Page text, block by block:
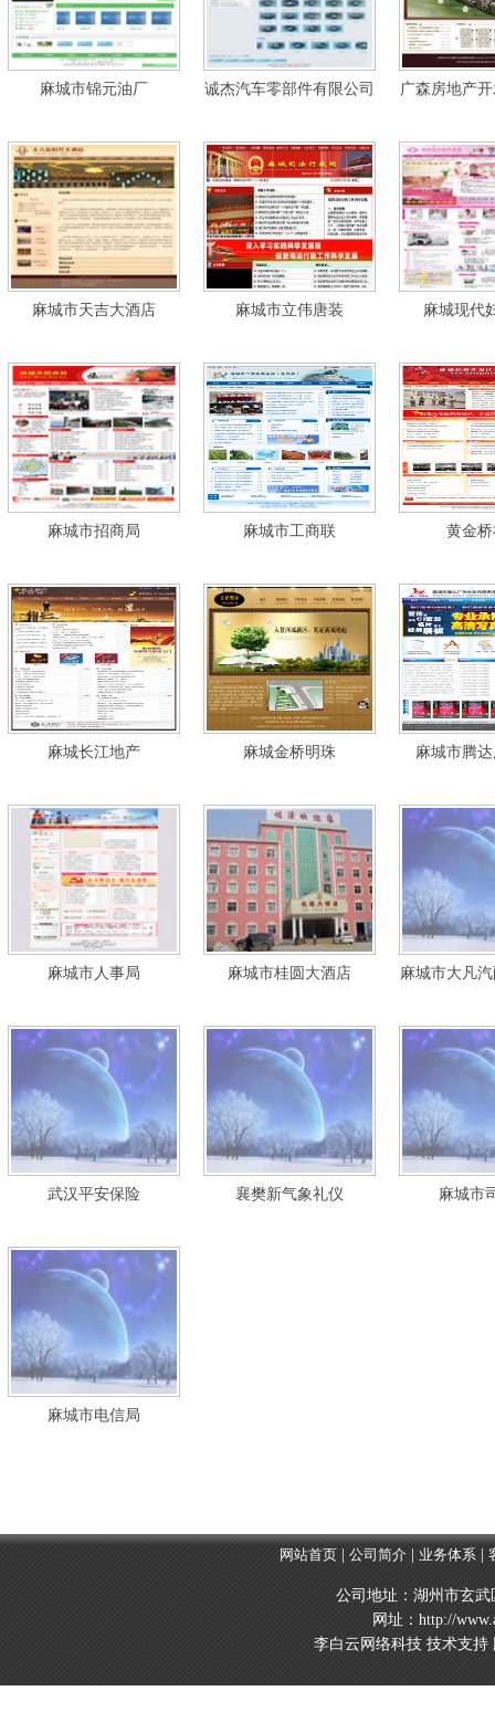
麻城市锦元油厂 诚杰汽车零部件有限公司 广森房地产
麻城市天吉大酒店 麻城市立伟唐装 麻城现代
麻城市招商局 麻城市工商联 黄金
麻城长江地产 麻城金桥明珠 麻城市腾
麻城市人事局 麻城市桂圆大酒店 麻城市大凡
武汉平安保险 襄樊新气象礼仪 麻城市
麻城市电信局
网站首页 |公司简介 |业务体系 |
公司地址：湖州市玄
网址：http://
李白云网络科技 技术支持